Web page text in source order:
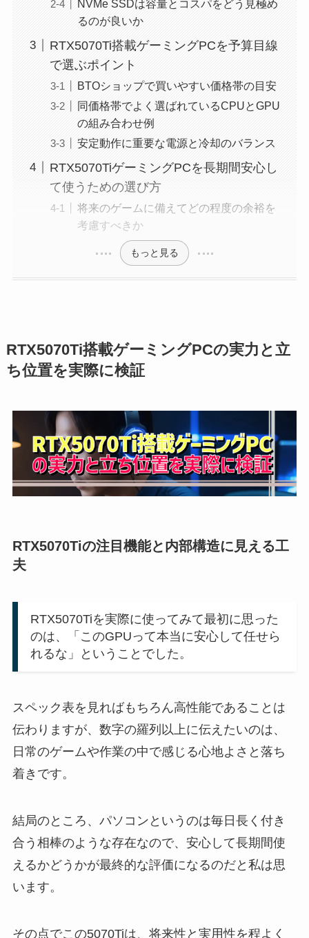
NVMe SSDは容量とコスパをどう見極め
るのが良いか
RTX5070Ti搭載ゲーミングPCを予算目線
で選ぶポイント
BTOショップで買いやすい価格帯の目安
同価格帯でよく選ばれているCPUとGPU
の組み合わせ例
安定動作に重要な電源と冷却のバランス
RTX5070TiゲーミングPCを長期間安心し
て使うための選び方
将来のゲームに備えてどの程度の余裕を
考慮すべきか
もっと見る
RTX5070Ti搭載ゲーミングPCの実力と立
ち位置を実際に検証
RTX5070Tiの注目機能と内部構造に見える工
夫
RTX5070Tiを実際に使ってみて最初に思った
のは、「このGPUって本当に安心して任せら
れるな」ということでした。
スペック表を見ればもちろん高性能であることは
伝わりますが、数字の羅列以上に伝えたいのは、
日常のゲームや作業の中で感じる心地よさと落ち
着きです。
結局のところ、パソコンというのは毎日長く付き
合う相棒のような存在なので、安心して長期間使
えるかどうかが最終的な評価になるのだと私は思
います。
その点でこの5070Tiは、将来性と実用性を程よく